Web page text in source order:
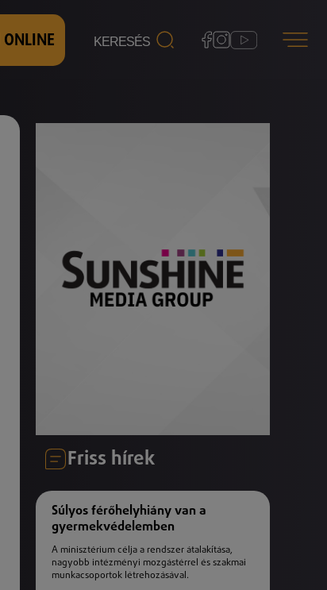
ONLINE
Friss hírek
Súlyos férőhelyhiány van a
gyermekvédelemben
A minisztérium célja a rendszer átalakítása,
nagyobb intézményi mozgástérrel és szakmai
munkacsoportok létrehozásával.